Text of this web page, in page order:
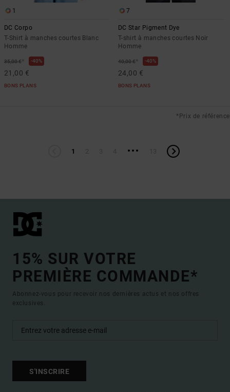
1
DC Corpo
T-Shirt à manches courtes Blanc
Homme
35,00 €* 40%
21,00 €
BONS PLANS
7
DC Star Pigment Dye
T-shirt à manches courtes Noir
Homme
40,00 €* 40%
24,00 €
BONS PLANS
*Prix de référence
1 ...
15% SUR VOTRE
PREMIÈRE COMMANDE*
Abonnez-vous pour recevoir nos dernières actus et nos offres
exclusives.
S'INSCRIRE